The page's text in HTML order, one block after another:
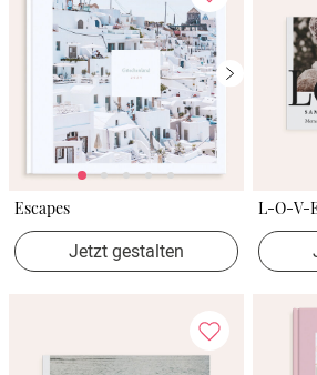
Escapes
Jetzt gestalten
L-O-V-